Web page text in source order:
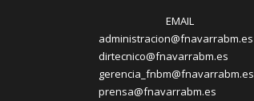
EMAIL
administracion@fnavarrabm.es
dirtecnico@fnavarrabm.es
gerencia_fnbm@fnavarrabm.es
prensa@fnavarrabm.es